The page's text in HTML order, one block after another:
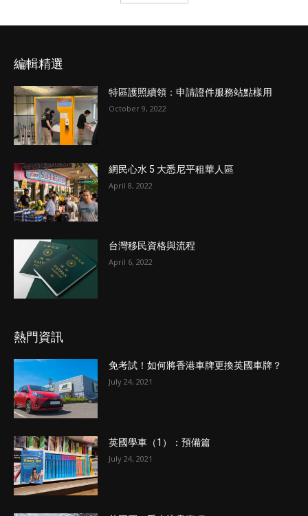
編輯精選
特區護照續領：申請證件服務站點樣用
October 9, 2022
網民心水 5 大悉尼平租華人區
April 8, 2022
台灣移民資格與流程
April 6, 2022
熱門資訊
免考試！如何將香港車牌更換英國車牌？
July 24, 2021
英國學車（1）：預備篇
July 24, 2021